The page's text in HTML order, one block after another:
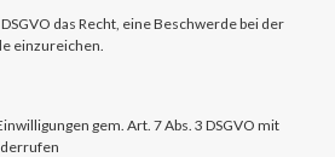
das Recht, eine Beschwerde bei der
einzureichen.
gem. Art. 7 Abs. 3 DSGVO mit